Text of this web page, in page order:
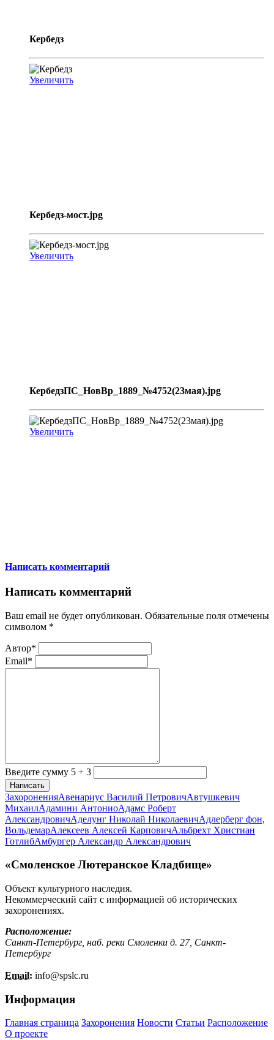
Кербедз
Увеличить
Кербедз-мост.jpg
Увеличить
КербедзПС_НовВр_1889_№4752(23мая).jpg
Увеличить
Написать комментарий
Написать комментарий
Ваш email не будет опубликован. Обязательные поля отмечены
символом *
Автор*
Email*
Введите сумму 5 + 3
Написать
ЗахороненияАвенариус Василий ПетровичАвтушкевич
МихаилАдамини АнтониоАдамс Роберт
АлександровичАделунг Николай НиколаевичАдлерберг фон,
ВольдемарАлексеев Алексей КарповичАльбрехт Христиан
ГотлибАмбургер Александр Александрович
«Смоленское Лютеранское Кладбище»
Объект культурного наследия.
Некоммерческий сайт с информацией об исторических
захоронениях.
Расположение:
Санкт-Петербург, наб. реки Смоленки д. 27, Санкт-
Петербург
Email: info@spslc.ru
Информация
Главная страница Захоронения Новости Статьи Расположение
О проекте